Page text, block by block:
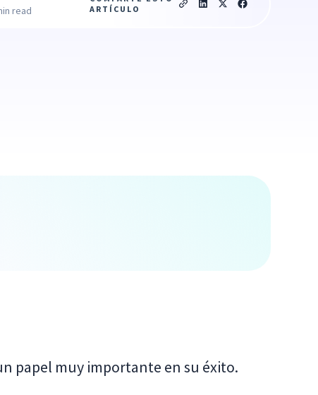
read
ARTÍCULO
papel muy importante en su éxito.